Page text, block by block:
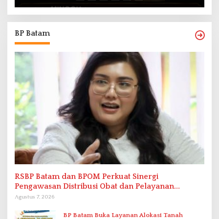
BP Batam
RSBP Batam dan BPOM Perkuat Sinergi
Pengawasan Distribusi Obat dan Pelayanan
Kefarmasian
Agustus 7, 2026
BP Batam Buka Layanan Alokasi Tanah